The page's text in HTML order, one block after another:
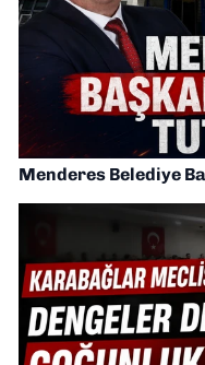
Menderes Belediye